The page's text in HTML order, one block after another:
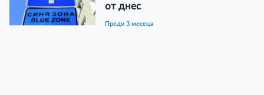
от днес
преди 3 месеца